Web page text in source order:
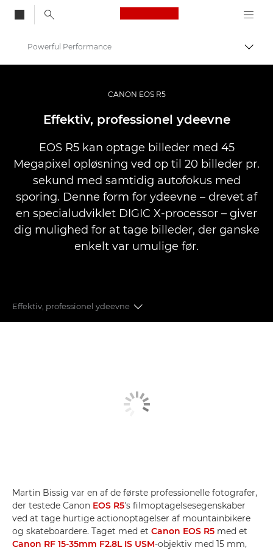
Canon Logo, back
Skift
EOS R5
Powerful Performance
CANON EOS R5
Effektiv, professionel ydeevne
EOS R5 kan optage billeder med 45
Megapixel opløsning ved op til 20 billeder pr.
sekund med samtidig autofokus med
sporing. Denne form for ydeevne – drevet af
en specialudviklet DIGIC X-processor – giver
dig mulighed for at tage billeder, der ganske
enkelt var umulige før.
Effektiv, professionel ydeevne
BILLEDBEHANDLING
Martin Bissig var en af de første professionelle fotografer,
der testede Canon EOS R5's filmoptagelsesegenskaber
ved at tage hurtige actionoptagelser af mountainbikere
og skateboardere. Taget med et Canon EOS R5 med et
Canon RF 15-35mm F2.8L IS USM-objektiv med 15 mm,